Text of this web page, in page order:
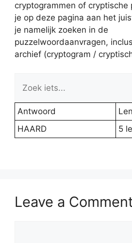
cryptogrammen of cryptische
je op deze pagina aan het
je namelijk zoeken in de
puzzelwoordaanvragen,
archief (cryptogram /
Antwoord
HAARD
5
Leave a Comment